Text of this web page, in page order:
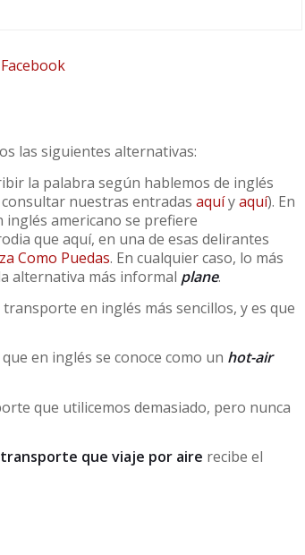
las siguientes alternativas:
la palabra según hablemos de inglés
nuestras entradas aquíyaquí). En
americano se prefiere
que aquí, en una de esas delirantes
Como Puedas. En cualquier caso, lo más
alternativa más informal plane.
en inglés más sencillos, y es que
en inglés se conoce como un hot-air
que utilicemos demasiado, pero nunca
que viaje por aire recibe el